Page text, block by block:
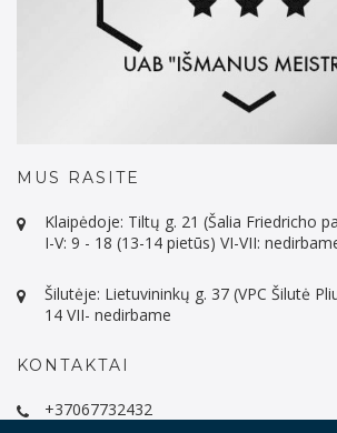
MUS RASITE
Klaipėdoje: Tiltų g. 21 (Šalia Friedricho
I-V: 9 - 18 (13-14 pietūs) VI-VII:
Šilutėje: Lietuvininkų g. 37 (VPC Šilutė
14 VII- nedirbame
KONTAKTAI
+37067732432